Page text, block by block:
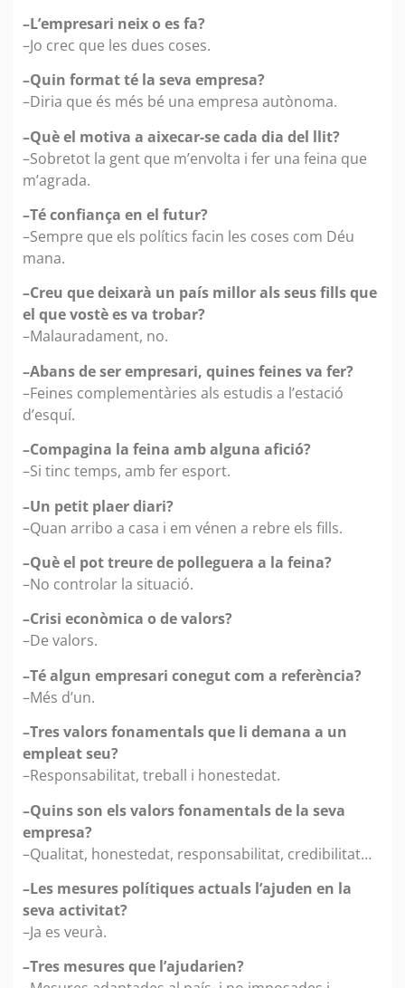
–L’empresari neix o es fa?
–Jo crec que les dues coses.
–Quin format té la seva empresa?
–Diria que és més bé una empresa autònoma.
–Què el motiva a aixecar-se cada dia del llit?
–Sobretot la gent que m’envolta i fer una feina que
m’agrada.
–Té confiança en el futur?
–Sempre que els polítics facin les coses com Déu
mana.
–Creu que deixarà un país millor als seus fills que
el que vostè es va trobar?
–Malauradament, no.
–Abans de ser empresari, quines feines va fer?
–Feines complementàries als estudis a l’estació
d’esquí.
–Compagina la feina amb alguna afició?
–Si tinc temps, amb fer esport.
–Un petit plaer diari?
–Quan arribo a casa i em vénen a rebre els fills.
–Què el pot treure de polleguera a la feina?
–No controlar la situació.
–Crisi econòmica o de valors?
–De valors.
–Té algun empresari conegut com a referència?
–Més d’un.
–Tres valors fonamentals que li demana a un
empleat seu?
–Responsabilitat, treball i honestedat.
–Quins son els valors fonamentals de la seva
empresa?
–Qualitat, honestedat, responsabilitat, credibilitat…
–Les mesures polítiques actuals l’ajuden en la
seva activitat?
–Ja es veurà.
–Tres mesures que l’ajudarien?